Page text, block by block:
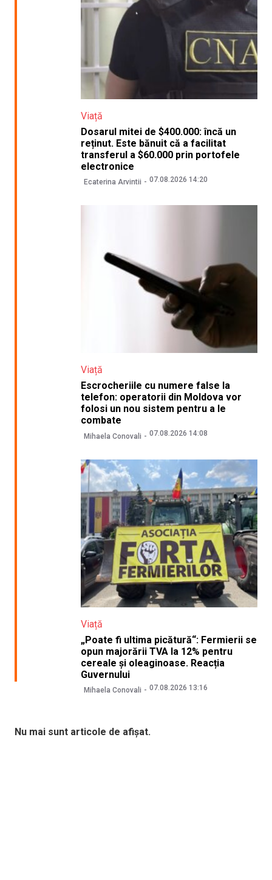
Viață
Dosarul mitei de $400.000: încă un
reținut. Este bănuit că a facilitat
transferul a $60.000 prin portofele
electronice
Ecaterina Arvintii 07.08.2026 14:20
Viață
Escrocheriile cu numere false la
telefon: operatorii din Moldova vor
folosi un nou sistem pentru a le
combate
Mihaela Conovali 07.08.2026 14:08
Viață
„Poate fi ultima picătură“: Fermierii se
opun majorării TVA la 12% pentru
cereale și oleaginoase. Reacția
Guvernului
Mihaela Conovali 07.08.2026 13:16
Nu mai sunt articole de afișat.